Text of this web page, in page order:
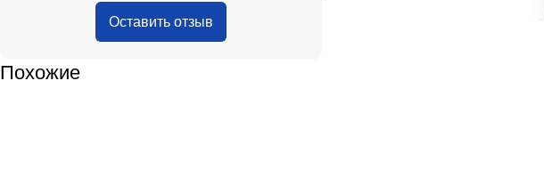
Оставить отзыв
Похожие